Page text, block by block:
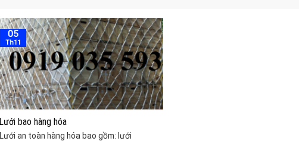
Lưới bao hàng hóa
Lưới an toàn hàng hóa bao gồm: lưới
05
Th11